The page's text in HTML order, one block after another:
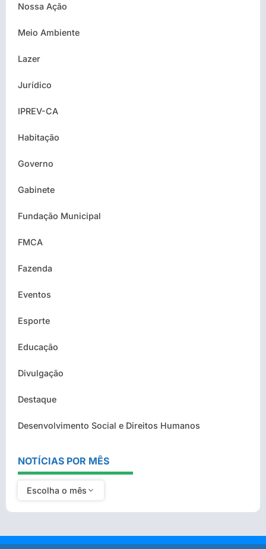
Nossa Ação
Meio Ambiente
Lazer
Jurídico
IPREV-CA
Habitação
Governo
Gabinete
Fundação Municipal
FMCA
Fazenda
Eventos
Esporte
Educação
Divulgação
Destaque
Desenvolvimento Social e Direitos Humanos
NOTÍCIAS POR MÊS
Escolha o mês